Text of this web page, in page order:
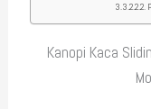
Kanopi Kaca